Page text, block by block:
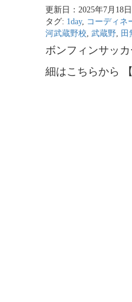
更新日：2025年7月18日
タグ: 1day, コーディネ
河武蔵野校 武蔵野 田
ボンフィンサッ
細はこちらから